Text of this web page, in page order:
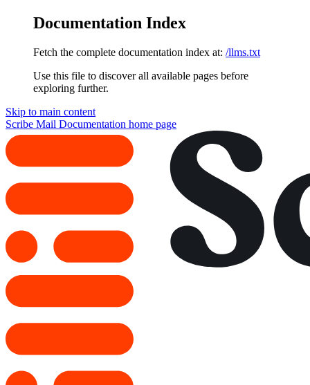
Documentation Index
Fetch the complete documentation index at: /llms.txt
Use this file to discover all available pages before
exploring further.
Skip to main content
Scribe Mail Documentation home page